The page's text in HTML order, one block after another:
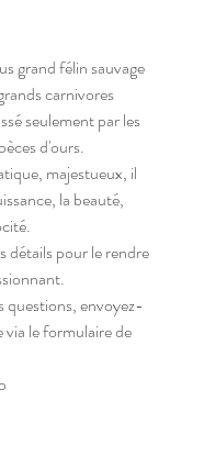
grand félin sauvage
carnivores
seulement par les
d'ours.
majestueux, il
la beauté,
détails pour le rendre
questions, envoyez-
via le formulaire de